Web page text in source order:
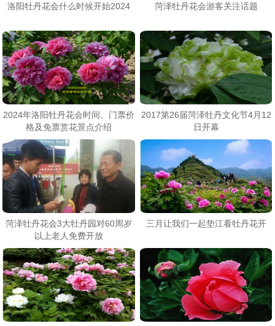
洛阳牡丹花会什么时候开始2024 菏泽牡丹花会游客关注话题
2024年洛阳牡丹花会时间、门票价
格及免票赏花景点介绍
2017第26届菏泽牡丹文化节4月12
日开幕
菏泽牡丹花会3大牡丹园对60周岁
以上老人免费开放
三月让我们一起垫江看牡丹花开